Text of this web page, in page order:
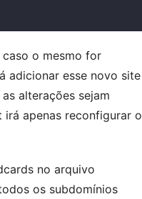
caso o mesmo for
adicionar esse novo site
alterações sejam
apenas reconfigurar o
no arquivo
os subdomínios